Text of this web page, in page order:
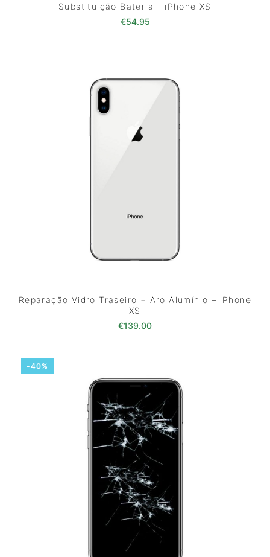
Substituição Bateria - iPhone XS
€54.95
Reparação Vidro Traseiro + Aro Alumínio – iPhone
XS
€139.00
-40%